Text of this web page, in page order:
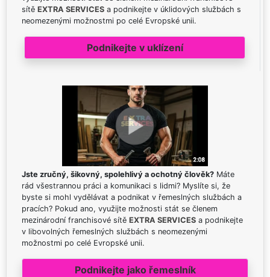
sítě EXTRA SERVICES a podnikejte v úklidových službách s
neomezenými možnostmi po celé Evropské unii.
Podnikejte v uklízení
Jste zručný, šikovný, spolehlivý a ochotný člověk? Máte
rád všestrannou práci a komunikaci s lidmi? Myslíte si, že
byste si mohl vydělávat a podnikat v řemeslných službách a
pracích? Pokud ano, využijte možnosti stát se členem
mezinárodní franchisové sítě EXTRA SERVICES a podnikejte
v libovolných řemeslných službách s neomezenými
možnostmi po celé Evropské unii.
Podnikejte jako řemeslník